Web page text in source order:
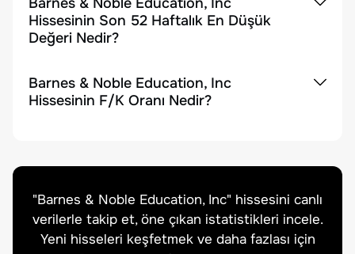
Hissesinin Son 52 Haftalık En Düşük
Değeri Nedir?
Barnes & Noble Education, Inc
Hissesinin F/K Oranı Nedir?
"Barnes & Noble Education, Inc" hissesini canlı
verilerle takip et, öne çıkan istatistikleri incele.
Yeni hisseleri keşfetmek ve daha fazlası için